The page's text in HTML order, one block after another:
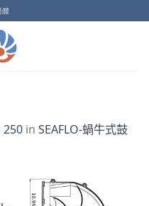
體
250 in SEAFLO-蝸牛式鼓